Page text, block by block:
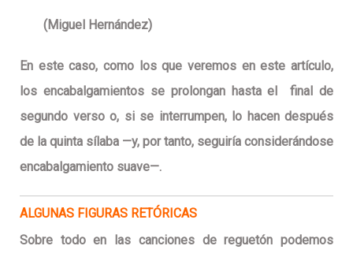
(Miguel Hernández)
En este caso, como los que veremos en este artículo,
los encabalgamientos se prolongan hasta el final de
segundo verso o, si se interrumpen, lo hacen después
de la quinta sílaba —y, por tanto, seguiría considerándose
encabalgamiento suave—.
ALGUNAS FIGURAS RETÓRICAS
Sobre todo en las canciones de reguetón podemos